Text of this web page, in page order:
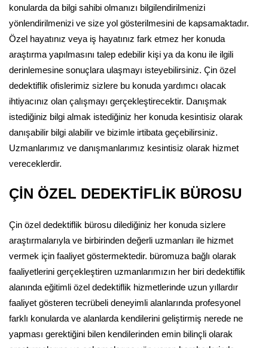
konularda da bilgi sahibi olmanızı bilgilendirilmenizi
yönlendirilmenizi ve size yol gösterilmesini de kapsamaktadır.
Özel hayatınız veya iş hayatınız fark etmez her konuda
araştırma yapılmasını talep edebilir kişi ya da konu ile ilgili
derinlemesine sonuçlara ulaşmayı isteyebilirsiniz. Çin özel
dedektiflik ofislerimiz sizlere bu konuda yardımcı olacak
ihtiyacınız olan çalışmayı gerçekleştirecektir. Danışmak
istediğiniz bilgi almak istediğiniz her konuda kesintisiz olarak
danışabilir bilgi alabilir ve bizimle irtibata geçebilirsiniz.
Uzmanlarımız ve danışmanlarımız kesintisiz olarak hizmet
vereceklerdir.
ÇİN ÖZEL DEDEKTİFLİK BÜROSU
Çin özel dedektiflik bürosu dilediğiniz her konuda sizlere
araştırmalarıyla ve birbirinden değerli uzmanları ile hizmet
vermek için faaliyet göstermektedir. büromuza bağlı olarak
faaliyetlerini gerçekleştiren uzmanlarımızın her biri dedektiflik
alanında eğitimli özel dedektiflik hizmetlerinde uzun yıllardır
faaliyet gösteren tecrübeli deneyimli alanlarında profesyonel
farklı konularda ve alanlarda kendilerini geliştirmiş nerede ne
yapması gerektiğini bilen kendilerinden emin bilinçli olarak